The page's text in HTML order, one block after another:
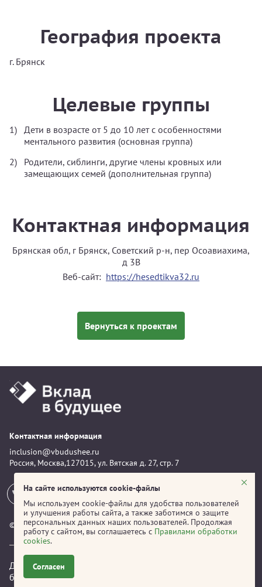
География проекта
г. Брянск
Целевые группы
Дети в возрасте от 5 до 10 лет с особенностями
ментального развития (основная группа)
Родители, сиблинги, другие члены кровных или
замещающих семей (дополнительная группа)
Контактная информация
Брянская обл, г Брянск, Советский р-н, пер Осоавиахима,
д 3В
Веб-сайт: https://hesedtikva32.ru
Вернуться к проектам
Контактная информация
inclusion@vbudushee.ru
Россия, Москва,127015, ул. Вятская д. 27, стр. 7
© 2026Вклад в будущее
Для корректной работы рекомендуется использовать
браузерЯндекс.Браузер
На сайте используются cookie-файлы
Мы используем cookie-файлы для удобства пользователей
и улучшения работы сайта, а также заботимся о защите
персональных данных наших пользователей. Продолжая
работу с сайтом, вы соглашаетесь с Правилами обработки
cookies.
Согласен